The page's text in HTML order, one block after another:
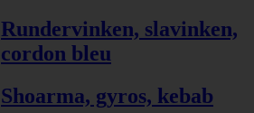
Rundervinken, slavinken,
cordon bleu
Shoarma, gyros, kebab